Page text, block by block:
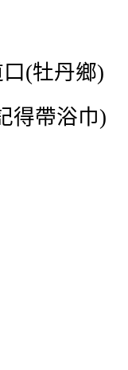
(牡丹鄉)
得帶浴巾)